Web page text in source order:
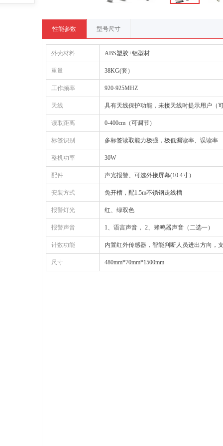
性能参数 型号尺寸
外壳材料 ABS塑胶+铝型材
重量 38KG(套）
工作频率 920-925MHZ
天线 具有天线保护功能，未接天线时提示用户（
读取距离 0-400cm（可调节）
标签识别 多标签读取能力极强，极低漏读率、误读率
整机功率 30W
配件 声光报警、可选外接屏幕(10.4寸）
安装方式 免开槽，配1.5m不锈钢走线槽
报警灯光 红、绿双色
报警声音 1、语言声音， 2、蜂鸣器声音（二选一）
计数功能 内置红外传感器，智能判断人员进出方向，
尺寸 480mm*70mm*1500mm